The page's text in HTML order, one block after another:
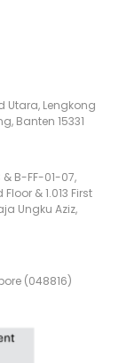
Utara, Lengkong
Banten 15331
B-FF-01-07,
& 1.013 First
Ungku Aziz,
(048816)